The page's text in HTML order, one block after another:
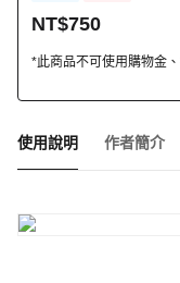
NT$750
*此商品不可使用購物金
使用說明 作者簡介